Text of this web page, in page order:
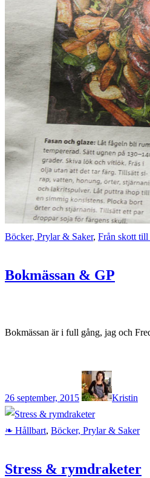
Böcker, Prylar & Saker, Från skott till
Bokmässan & GP
Bokmässan är i full gång, jag och
26 september, 2015 Kristin
❧ Hållbart, Böcker, Prylar & Saker
Stress & rymdraketer